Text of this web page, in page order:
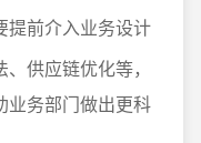
提前介入业务设计
供应链优化等，
业务部门做出更科